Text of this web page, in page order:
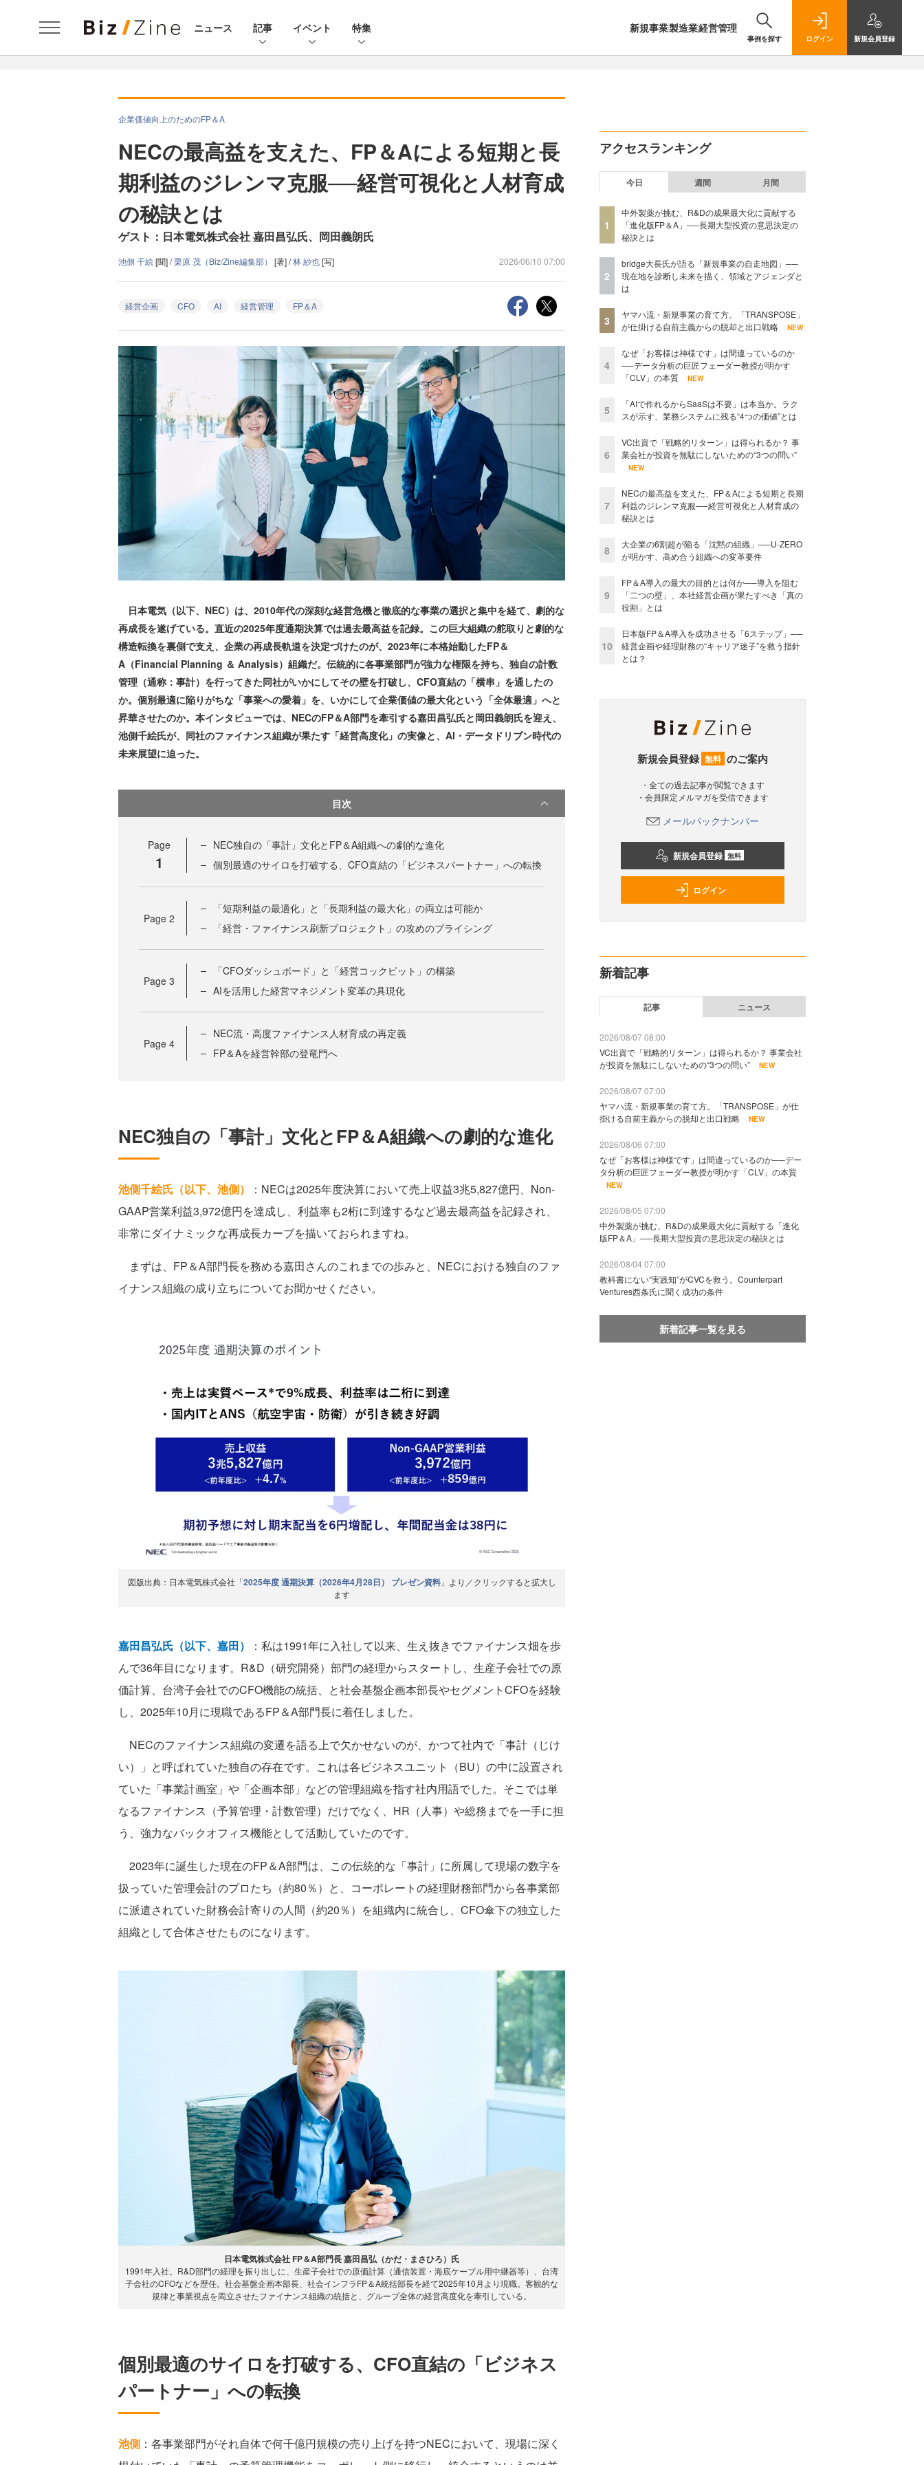
ニュース 記事 イベント 特集 新規事業製造業経営管理
事例を探す ログイン 新規会員登録
企業価値向上のためのFP＆A
NECの最高益を支えた、FP＆Aによる短期と長
期利益のジレンマ克服──経営可視化と人材育成
の秘訣とは
ゲスト：日本電気株式会社 嘉田昌弘氏、岡田義朗氏
池側 千絵[聞] /栗原 茂（Biz/Zine編集部） [著] /林 紗也[写] 2026/06/10 07:00
経営企画 CFO AI 経営管理 FP＆A
日本電気（以下、NEC）は、2010年代の深刻な経営危機と徹底的な事業の選択と集中を経て、劇的な
再成長を遂げている。直近の2025年度通期決算では過去最高益を記録。この巨大組織の舵取りと劇的な
構造転換を裏側で支え、企業の再成長軌道を決定づけたのが、2023年に本格始動したFP＆
A（Financial Planning ＆ Analysis）組織だ。伝統的に各事業部門が強力な権限を持ち、独自の計数
管理（通称：事計）を行ってきた同社がいかにしてその壁を打破し、CFO直結の「横串」を通したの
か。個別最適に陥りがちな「事業への愛着」を、いかにして企業価値の最大化という「全体最適」へと
昇華させたのか。本インタビューでは、NECのFP＆A部門を牽引する嘉田昌弘氏と岡田義朗氏を迎え、
池側千絵氏が、同社のファイナンス組織が果たす「経営高度化」の実像と、AI・データドリブン時代の
未来展望に迫った。
目次
Page
1
NEC独自の「事計」文化とFP＆A組織への劇的な進化
個別最適のサイロを打破する、CFO直結の「ビジネスパートナー」への転換
Page 2
「短期利益の最適化」と「長期利益の最大化」の両立は可能か
「経営・ファイナンス刷新プロジェクト」の攻めのプライシング
Page 3
「CFOダッシュボード」と「経営コックピット」の構築
AIを活用した経営マネジメント変革の具現化
Page 4
NEC流・高度ファイナンス人材育成の再定義
FP＆Aを経営幹部の登竜門へ
NEC独自の「事計」文化とFP＆A組織への劇的な進化
池側千絵氏（以下、池側）
：NECは2025年度決算において売上収益3兆5,827億円、Non-
GAAP営業利益3,972億円を達成し、利益率も2桁に到達するなど過去最高益を記録され、
非常にダイナミックな再成長カーブを描いておられますね。
まずは、FP＆A部門長を務める嘉田さんのこれまでの歩みと、NECにおける独自のファ
イナンス組織の成り立ちについてお聞かせください。
図版出典：日本電気株式会社「2025年度 通期決算（2026年4月28日） プレゼン資料」より／クリックすると拡大し
ます
嘉田昌弘氏（以下、嘉田）
：私は1991年に入社して以来、生え抜きでファイナンス畑を歩
んで36年目になります。R&D（研究開発）部門の経理からスタートし、生産子会社での原
価計算、台湾子会社でのCFO機能の統括、と社会基盤企画本部長やセグメントCFOを経験
し、2025年10月に現職であるFP＆A部門長に着任しました。
NECのファイナンス組織の変遷を語る上で欠かせないのが、かつて社内で「事計（じけ
い）」と呼ばれていた独自の存在です。これは各ビジネスユニット（BU）の中に設置され
ていた「事業計画室」や「企画本部」などの管理組織を指す社内用語でした。そこでは単
なるファイナンス（予算管理・計数管理）だけでなく、HR（人事）や総務までを一手に担
う、強力なバックオフィス機能として活動していたのです。
2023年に誕生した現在のFP＆A部門は、この伝統的な「事計」に所属して現場の数字を
扱っていた管理会計のプロたち（約80％）と、コーポレートの経理財務部門から各事業部
に派遣されていた財務会計寄りの人間（約20％）を組織内に統合し、CFO傘下の独立した
組織として合体させたものになります。
日本電気株式会社 FP＆A部門長 嘉田昌弘（かだ・まさひろ）氏
1991年入社。R&D部門の経理を振り出しに、生産子会社での原価計算（通信装置・海底ケーブル用中継器等）、台湾
子会社のCFOなどを歴任。社会基盤企画本部長、社会インフラFP＆A統括部長を経て2025年10月より現職。客観的な
規律と事業視点を両立させたファイナンス組織の統括と、グループ全体の経営高度化を牽引している。
個別最適のサイロを打破する、CFO直結の「ビジネス
パートナー」への転換
池側 ：各事業部門がそれ自体で何千億円規模の売り上げを持つNECにおいて、現場に深く
アクセスランキング
今日 週間 月間
1
中外製薬が挑む、R&Dの成果最大化に貢献する
「進化版FP＆A」──長期大型投資の意思決定の
秘訣とは
2
bridge大長氏が語る「新規事業の自走地図」──
現在地を診断し未来を描く、領域とアジェンダと
は
3
ヤマハ流・新規事業の育て方。「TRANSPOSE」
が仕掛ける自前主義からの脱却と出口戦略
NEW
4
なぜ「お客様は神様です」は間違っているのか
──データ分析の巨匠フェーダー教授が明かす
「CLV」の本質
NEW
5
「AIで作れるからSaaSは不要」は本当か。ラク
スが示す、業務システムに残る“4つの価値”とは
6
VC出資で「戦略的リターン」は得られるか？ 事
業会社が投資を無駄にしないための“3つの問い”
NEW
7
NECの最高益を支えた、FP＆Aによる短期と長期
利益のジレンマ克服──経営可視化と人材育成の
秘訣とは
8
大企業の6割超が陥る「沈黙の組織」──U-ZERO
が明かす、高め合う組織への変革要件
9
FP＆A導入の最大の目的とは何か──導入を阻む
「二つの壁」、本社経営企画が果たすべき「真の
役割」とは
10
日本版FP＆A導入を成功させる「6ステップ」──
経営企画や経理財務の“キャリア迷子”を救う指針
とは？
新規会員登録 無料 のご案内
・全ての過去記事が閲覧できます
・会員限定メルマガを受信できます
メールバックナンバー
新規会員登録 無料
ログイン
新着記事
記事 ニュース
2026/08/07 08:00
VC出資で「戦略的リターン」は得られるか？ 事業会社
が投資を無駄にしないための“3つの問い”
NEW
2026/08/07 07:00
ヤマハ流・新規事業の育て方。「TRANSPOSE」が仕
掛ける自前主義からの脱却と出口戦略
NEW
2026/08/06 07:00
なぜ「お客様は神様です」は間違っているのか──デー
タ分析の巨匠フェーダー教授が明かす「CLV」の本質
NEW
2026/08/05 07:00
中外製薬が挑む、R&Dの成果最大化に貢献する「進化
版FP＆A」──長期大型投資の意思決定の秘訣とは
2026/08/04 07:00
教科書にない“実践知”がCVCを救う。Counterpart
Ventures西条氏に聞く成功の条件
新着記事一覧を見る